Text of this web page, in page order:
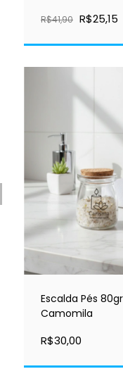
R$41,90 R$25,15
Escalda Pés
Camomila
R$30,00